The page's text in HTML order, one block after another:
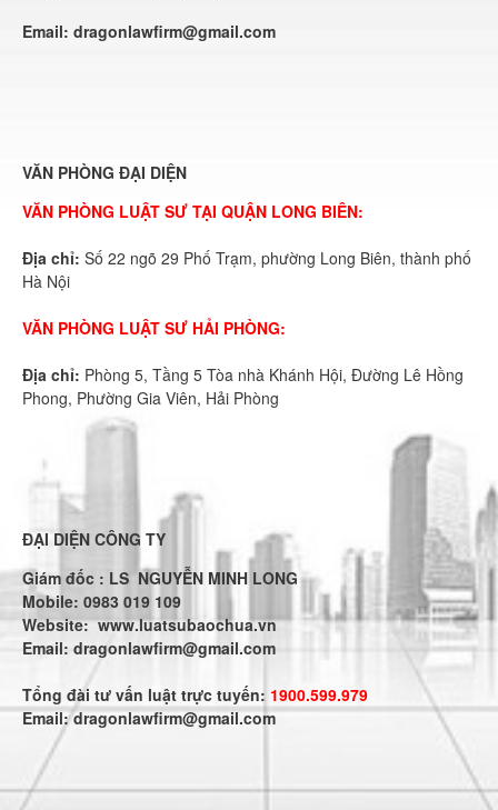
Email: dragonlawfirm@gmail.com
VĂN PHÒNG ĐẠI DIỆN
VĂN PHÒNG LUẬT SƯ TẠI QUẬN LONG BIÊN:
Địa chỉ: Số 22 ngõ 29 Phố Trạm, phường Long Biên, thành phố
Hà Nội
VĂN PHÒNG LUẬT SƯ HẢI PHÒNG:
Địa chỉ: Phòng 5, Tầng 5 Tòa nhà Khánh Hội, Đường Lê Hồng
Phong, Phường Gia Viên, Hải Phòng
ĐẠI DIỆN CÔNG TY
Giám đốc : LS NGUYỄN MINH LONG
Mobile: 0983 019 109
Website:www.luatsubaochua.vn
Email: dragonlawfirm@gmail.com
Tổng đài tư vấn luật trực tuyến: 1900.599.979
Email:dragonlawfirm@gmail.com